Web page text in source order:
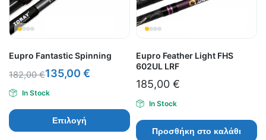
Eupro Fantastic Spinning
182,00€135,00 €
In Stock
Επιλογή
Eupro Feather Light FHS
602UL LRF
185,00 €
In Stock
Προσθήκη στο καλάθι